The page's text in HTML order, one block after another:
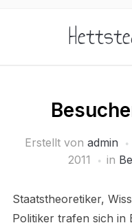
Erstellt von admin
2011
in
Staatstheoretiker,
Politiker trafen sich in